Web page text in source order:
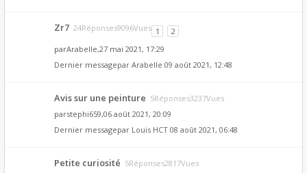
Zr7 24Réponses9096Vues 1
2
parArabelle,27 mai 2021, 17:29
Dernier messagepar Arabelle 09 août 2021, 12:48
Avis sur une peinture 5Réponses3237Vues
parstephi659,06 août 2021, 20:09
Dernier messagepar Louis HCT 08 août 2021, 06:48
Petite curiosité 5Réponses2817Vues